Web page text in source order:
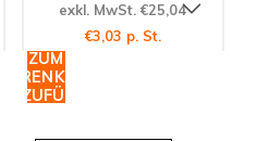
exkl. MwSt. €25,04
€3,03 p. St.
ZUM
WARENKORB
HINZUFÜGEN